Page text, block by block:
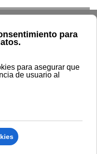
Máster Universitario en